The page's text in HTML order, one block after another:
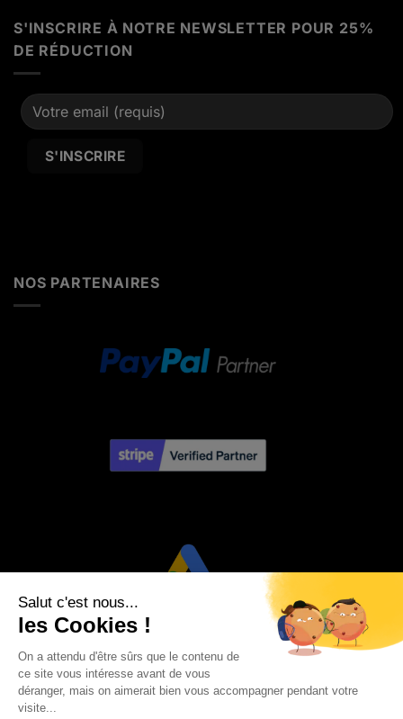
S'INSCRIRE À NOTRE NEWSLETTER POUR 25%
DE RÉDUCTION
NOS PARTENAIRES